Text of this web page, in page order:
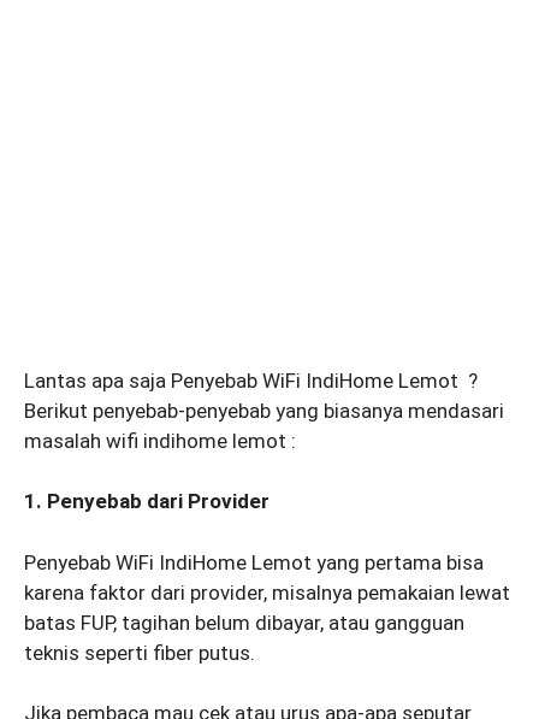
Lantas apa saja Penyebab WiFi IndiHome Lemot ?
Berikut penyebab-penyebab yang biasanya mendasari
masalah wifi indihome lemot :
1. Penyebab dari Provider
Penyebab WiFi IndiHome Lemot yang pertama bisa
karena faktor dari provider, misalnya pemakaian lewat
batas FUP, tagihan belum dibayar, atau gangguan
teknis seperti fiber putus.
Jika pembaca mau cek atau urus apa-apa seputar